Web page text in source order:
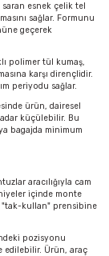
esnek çelik tel
sağlar. Formunu
geçerek
polimer tül kumaş,
karşı dirençlidir.
periyodu sağlar.
ürün, dairesel
küçülebilir. Bu
bagajda minimum
aracılığıyla cam
içinde monte
"tak-kullan" prensibine
pozisyonu
edilebilir. Ürün, araç